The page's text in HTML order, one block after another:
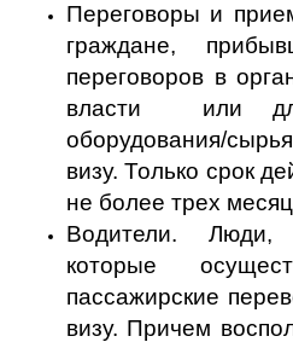
Переговоры и
граждане,
переговоров в
власти или для
оборудования/
визу. Только срок
не более трех
Водители.
которые
пассажирские
визу. Причем